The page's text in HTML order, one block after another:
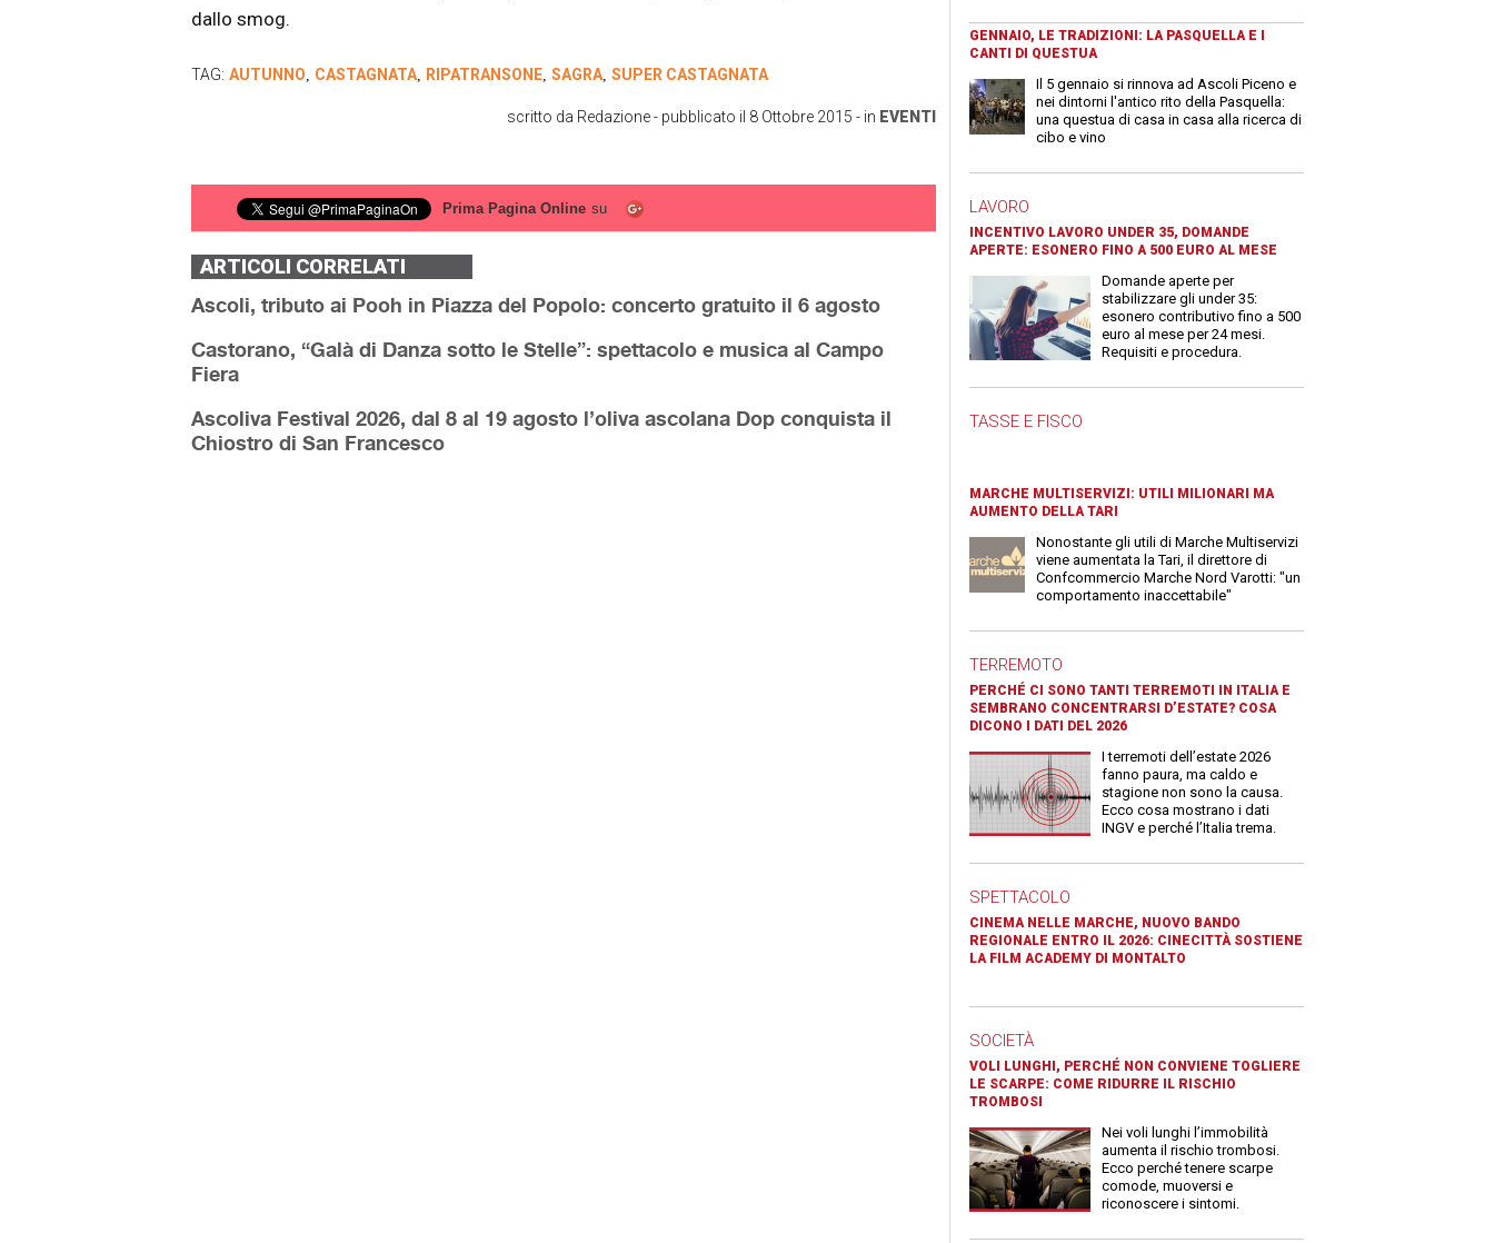
dallo smog.
TAG: AUTUNNO, CASTAGNATA, RIPATRANSONE, SAGRA, SUPER CASTAGNATA
scritto da Redazione- pubblicato il 8 Ottobre 2015 - in EVENTI
Prima Pagina Online su
ARTICOLI CORRELATI
Ascoli, tributo ai Pooh in Piazza del Popolo: concerto gratuito il 6 agosto
Castorano, “Galà di Danza sotto le Stelle”: spettacolo e musica al Campo
Fiera
Ascoliva Festival 2026, dal 8 al 19 agosto l’oliva ascolana Dop conquista il
Chiostro di San Francesco
GENNAIO, LE TRADIZIONI: LA PASQUELLA E I
CANTI DI QUESTUA
Il 5 gennaio si rinnova ad Ascoli Piceno e
nei dintorni l'antico rito della Pasquella:
una questua di casa in casa alla ricerca di
cibo e vino
LAVORO
INCENTIVO LAVORO UNDER 35, DOMANDE
APERTE: ESONERO FINO A 500 EURO AL MESE
Domande aperte per
stabilizzare gli under 35:
esonero contributivo fino a 500
euro al mese per 24 mesi.
Requisiti e procedura.
TASSE E FISCO
MARCHE MULTISERVIZI: UTILI MILIONARI MA
AUMENTO DELLA TARI
Nonostante gli utili di Marche Multiservizi
viene aumentata la Tari, il direttore di
Confcommercio Marche Nord Varotti: "un
comportamento inaccettabile"
TERREMOTO
PERCHÉ CI SONO TANTI TERREMOTI IN ITALIA E
SEMBRANO CONCENTRARSI D’ESTATE? COSA
DICONO I DATI DEL 2026
I terremoti dell’estate 2026
fanno paura, ma caldo e
stagione non sono la causa.
Ecco cosa mostrano i dati
INGV e perché l’Italia trema.
SPETTACOLO
CINEMA NELLE MARCHE, NUOVO BANDO
REGIONALE ENTRO IL 2026: CINECITTÀ SOSTIENE
LA FILM ACADEMY DI MONTALTO
SOCIETÀ
VOLI LUNGHI, PERCHÉ NON CONVIENE TOGLIERE
LE SCARPE: COME RIDURRE IL RISCHIO
TROMBOSI
Nei voli lunghi l’immobilità
aumenta il rischio trombosi.
Ecco perché tenere scarpe
comode, muoversi e
riconoscere i sintomi.